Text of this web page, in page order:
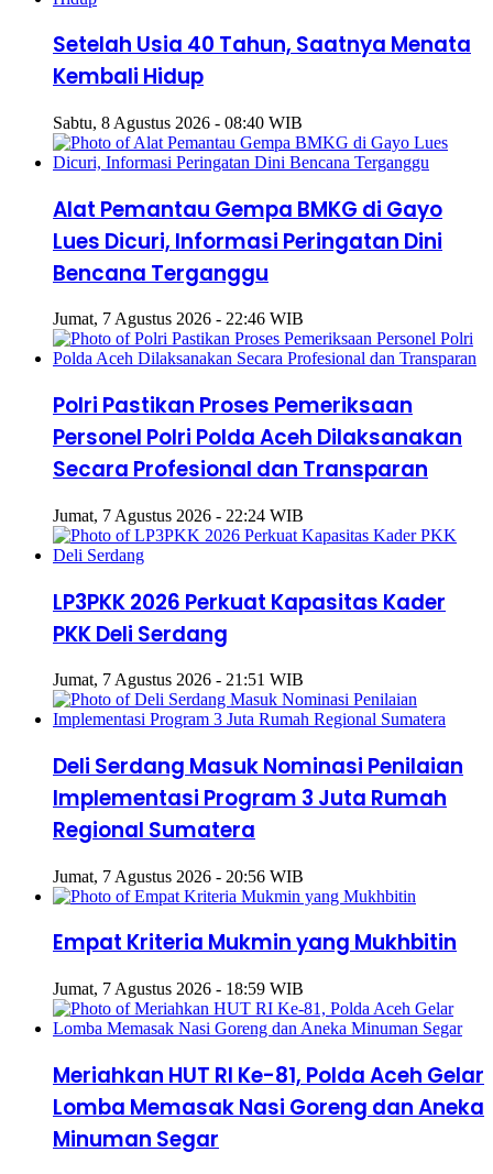
Setelah Usia 40 Tahun, Saatnya Menata
Kembali Hidup
Sabtu, 8 Agustus 2026 - 08:40 WIB
Alat Pemantau Gempa BMKG di Gayo
Lues Dicuri, Informasi Peringatan Dini
Bencana Terganggu
Jumat, 7 Agustus 2026 - 22:46 WIB
Polri Pastikan Proses Pemeriksaan
Personel Polri Polda Aceh Dilaksanakan
Secara Profesional dan Transparan
Jumat, 7 Agustus 2026 - 22:24 WIB
LP3PKK 2026 Perkuat Kapasitas Kader
PKK Deli Serdang
Jumat, 7 Agustus 2026 - 21:51 WIB
Deli Serdang Masuk Nominasi Penilaian
Implementasi Program 3 Juta Rumah
Regional Sumatera
Jumat, 7 Agustus 2026 - 20:56 WIB
Empat Kriteria Mukmin yang Mukhbitin
Jumat, 7 Agustus 2026 - 18:59 WIB
Meriahkan HUT RI Ke-81, Polda Aceh Gelar
Lomba Memasak Nasi Goreng dan Aneka
Minuman Segar